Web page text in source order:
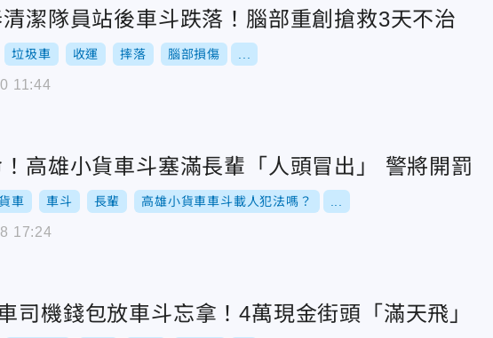
潔隊員站後車斗跌落！腦部重創搶救3天不治
垃圾車 收運 摔落 腦部損傷
11:44
高雄小貨車斗塞滿長輩「人頭冒出」 警將開罰
車 車斗 長輩 高雄小貨車車斗載人犯法嗎？
17:24
司機錢包放車斗忘拿！4萬現金街頭「滿天飛」